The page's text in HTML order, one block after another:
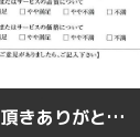
お客様アンケートにご協力頂きありがとうございます。＜2020年2月＞